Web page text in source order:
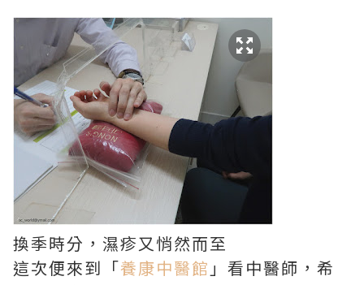
換季時分，濕疹又悄然而至
這次便來到「養康中醫館 」看中醫師，希